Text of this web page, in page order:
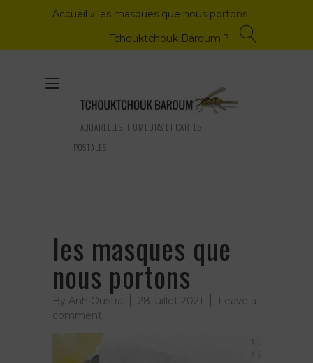
Accueil » les masques que nous portons
Tchouktchouk Baroum ?
AQUARELLES, HUMEURS ET CARTES
POSTALES
Toggle
navigation
les masques que
nous portons
By Anh Oustra 28 juillet 2021
Leave a
commenton